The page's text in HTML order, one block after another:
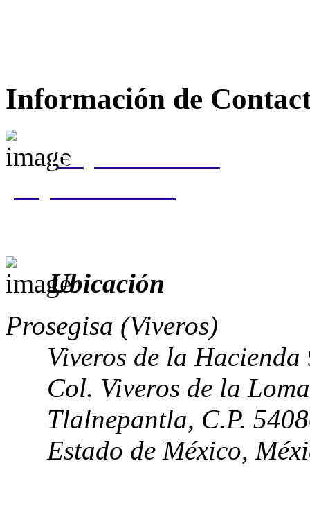
Información de
(55) 5310 0050
Ubicación
Prosegisa (Viveros)
Viveros de la Hacienda
Col. Viveros de la Loma
Tlalnepantla, C.P.
Estado de México,